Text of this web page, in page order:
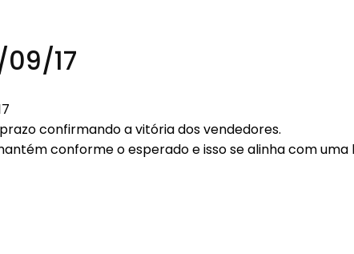
17
confirmando a vitória dos vendedores.
conforme o esperado e isso se alinha com